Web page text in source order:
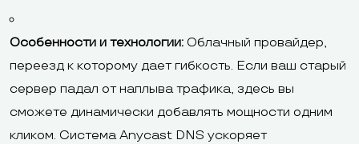
Особенности и технологии: Облачный провайдер,
переезд к которому дает гибкость. Если ваш старый
сервер падал от наплыва трафика, здесь вы
сможете динамически добавлять мощности одним
кликом. Система Anycast DNS ускоряет